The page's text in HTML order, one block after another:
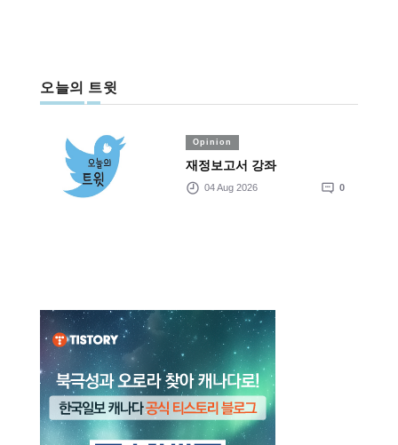
오늘의 트윗
Opinion
재정보고서 강좌
04 Aug 2026 0